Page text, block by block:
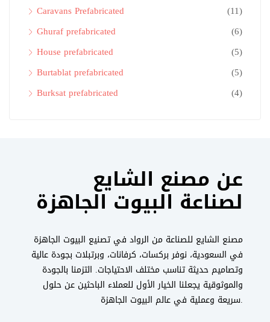
Caravans Prefabricated
(11)
Ghuraf prefabricated
(6)
House prefabricated
(5)
Burtablat prefabricated
(5)
Burksat prefabricated
(4)
عن مصنع الشايع
لصناعة البيوت الجاهزة
مصنع الشايع للصناعة من الرواد في تصنيع البيوت الجاهزة
في السعودية، نوفر بركسات، كرفانات، وبرتبلات بجودة عالية
وتصاميم حديثة تناسب مختلف الاحتياجات. التزمنا بالجودة
والموثوقية يجعلنا الخيار الأول للعملاء الباحثين عن حلول
سريعة وعملية في عالم البيوت الجاهزة.